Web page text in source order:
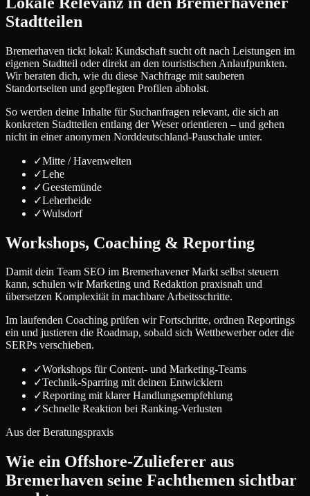
Stadtteilen
Bremerhaven tickt lokal: Kundschaft sucht oft nach Leistungen im
eigenen Stadtteil oder direkt an den touristischen Anlaufpunkten.
Wir beraten dich, wie du diese Nachfrage mit sauberen
Standortseiten und gepflegten Profilen abholst.
So werden deine Inhalte für Suchanfragen relevant, die sich an
konkreten Stadtteilen entlang der Weser orientieren – und gehen
nicht in einer anonymen Norddeutschland-Pauschale unter.
✓Mitte / Havenwelten
✓Lehe
✓Geestemünde
✓Leherheide
✓Wulsdorf
Workshops, Coaching & Reporting
Damit dein Team SEO im Bremerhavener Markt selbst steuern
kann, schulen wir Marketing und Redaktion praxisnah und
übersetzen Komplexität in machbare Arbeitsschritte.
Im laufenden Coaching prüfen wir Fortschritte, ordnen Reportings
ein und justieren die Roadmap, sobald sich Wettbewerber oder die
SERPs verschieben.
✓Workshops für Content- und Marketing-Teams
✓Technik-Sparring mit deinen Entwicklern
✓Reporting mit klarer Handlungsempfehlung
✓Schnelle Reaktion bei Ranking-Verlusten
Aus der Beratungspraxis
Wie ein Offshore-Zulieferer aus
Bremerhaven seine Fachthemen sichtbar